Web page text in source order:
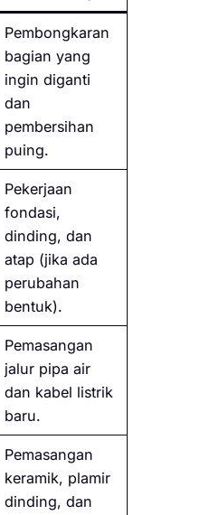
Pembongkaran
bagian yang
ingin diganti
dan
pembersihan
puing.
Pekerjaan
fondasi,
dinding, dan
atap (jika ada
perubahan
bentuk).
Pemasangan
jalur pipa air
dan kabel listrik
baru.
Pemasangan
keramik, plamir
dinding, dan